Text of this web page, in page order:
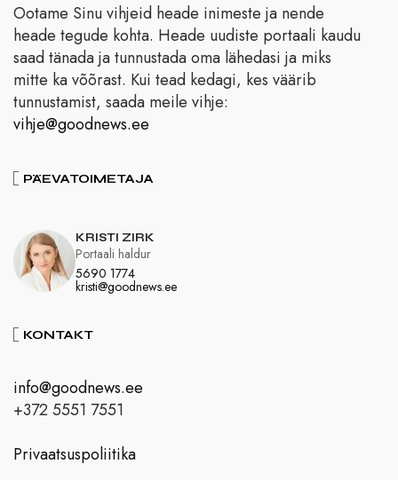
Ootame Sinu vihjeid heade inimeste ja nende
heade tegude kohta. Heade uudiste portaali kaudu
saad tänada ja tunnustada oma lähedasi ja miks
mitte ka võõrast. Kui tead kedagi, kes väärib
tunnustamist, saada meile vihje:
vihje@goodnews.ee
PÄEVATOIMETAJA
KRISTI ZIRK
5690 1774
kristi@goodnews.ee
Portaali haldur
KONTAKT
info@goodnews.ee
+372 5551 7551
Privaatsuspoliitika